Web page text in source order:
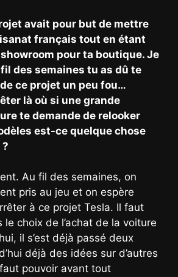
avait pour but de mettre
français tout en étant
pour ta boutique. Je
fil des semaines tu as dû te
ce projet un peu fou…
là où si une grande
te demande de relooker
est-ce quelque chose
Au fil des semaines, on
pris au jeu et on espère
à ce projet Tesla. Il faut
choix de l’achat de la voiture
il s’est déjà passé deux
déjà des idées sur d’autres
pouvoir avant tout